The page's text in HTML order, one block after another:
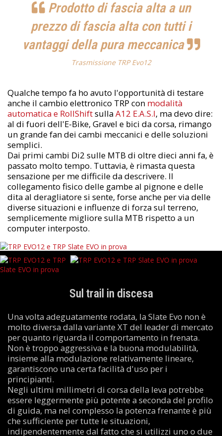
Prodotto di fascia alta a un
prezzo di fascia alta con tutti i
vantaggi della pura meccanica
Trasmissione TRP Evo12
Qualche tempo fa ho avuto l'opportunità di testare
anche il cambio elettronico TRP con modalità
automatica e RollShiftsullaA12 E.A.S.I, ma devo dire:
al di fuori dell'E-Bike, Gravel e bici da corsa, rimango
un grande fan dei cambi meccanici e delle soluzioni
semplici.
Dai primi cambi Di2 sulle MTB di oltre dieci anni fa, è
passato molto tempo. Tuttavia, è rimasta questa
sensazione per me difficile da descrivere. Il
collegamento fisico delle gambe al pignone e delle
dita al deragliatore si sente, forse anche per via delle
diverse situazioni e influenze di forza sul terreno,
semplicemente migliore sulla MTB rispetto a un
computer interposto.
Sul trail in discesa
Una volta adeguatamente rodata, la Slate Evo non è
molto diversa dalla variante XT del leader di mercato
per quanto riguarda il comportamento in frenata.
Non è troppo aggressiva e la buona modulabilità,
insieme alla modulazione relativamente lineare,
garantiscono una certa facilità d'uso per i
principianti.
Negli ultimi millimetri di corsa della leva potrebbe
essere leggermente più potente a seconda del profilo
di guida, ma nel complesso la potenza frenante è più
che sufficiente per tutte le situazioni,
indipendentemente dal fatto che si utilizzi uno o due